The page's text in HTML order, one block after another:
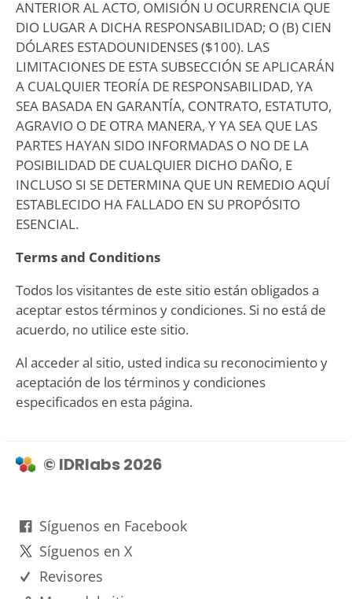
ANTERIOR AL ACTO, OMISIÓN U OCURRENCIA QUE
DIO LUGAR A DICHA RESPONSABILIDAD; O (B) CIEN
DÓLARES ESTADOUNIDENSES ($100). LAS
LIMITACIONES DE ESTA SUBSECCIÓN SE APLICARÁN
A CUALQUIER TEORÍA DE RESPONSABILIDAD, YA
SEA BASADA EN GARANTÍA, CONTRATO, ESTATUTO,
AGRAVIO O DE OTRA MANERA, Y YA SEA QUE LAS
PARTES HAYAN SIDO INFORMADAS O NO DE LA
POSIBILIDAD DE CUALQUIER DICHO DAÑO, E
INCLUSO SI SE DETERMINA QUE UN REMEDIO AQUÍ
ESTABLECIDO HA FALLADO EN SU PROPÓSITO
ESENCIAL.
Terms and Conditions
Todos los visitantes de este sitio están obligados a
aceptar estos términos y condiciones. Si no está de
acuerdo, no utilice este sitio.
Al acceder al sitio, usted indica su reconocimiento y
aceptación de los términos y condiciones
especificados en esta página.
© IDRlabs 2026
Síguenos en Facebook
Síguenos en X
Revisores